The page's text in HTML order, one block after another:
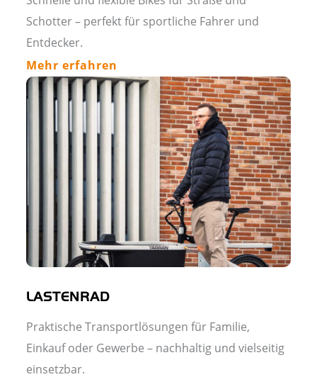
Schotter – perfekt für sportliche Fahrer und
Entdecker.
Mehr erfahren
LASTENRAD
Praktische Transportlösungen für Familie,
Einkauf oder Gewerbe – nachhaltig und vielseitig
einsetzbar.